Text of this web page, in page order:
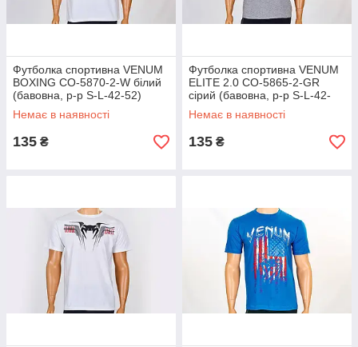
Футболка спортивна VENUM
BOXING CO-5870-2-W білий
(бавовна, р-р S-L-42-52)
Немає в наявності
135 ₴
Футболка спортивна VENUM
ELITE 2.0 CO-5865-2-GR
сірий (бавовна, р-р S-L-42-
52)
Немає в наявності
135 ₴